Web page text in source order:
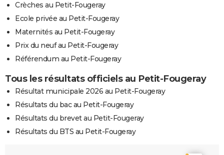
Crèches au Petit-Fougeray
Ecole privée au Petit-Fougeray
Maternités au Petit-Fougeray
Prix du neuf au Petit-Fougeray
Référendum au Petit-Fougeray
Tous les résultats officiels au Petit-Fougeray
Résultat municipale 2026 au Petit-Fougeray
Résultats du bac au Petit-Fougeray
Résultats du brevet au Petit-Fougeray
Résultats du BTS au Petit-Fougeray